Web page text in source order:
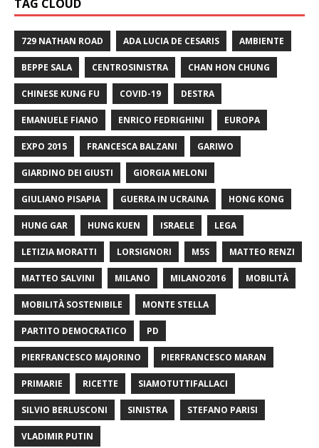
TAG CLOUD
729 NATHAN ROAD ADA LUCIA DE CESARIS AMBIENTE
BEPPE SALA CENTROSINISTRA CHAN HON CHUNG
CHINESE KUNG FU COVID-19 DESTRA
EMANUELE FIANO ENRICO FEDRIGHINI EUROPA
EXPO 2015 FRANCESCA BALZANI GARIWO
GIARDINO DEI GIUSTI GIORGIA MELONI
GIULIANO PISAPIA GUERRA IN UCRAINA HONG KONG
HUNG GAR HUNG KUEN ISRAELE LEGA
LETIZIA MORATTI LORSIGNORI M5S MATTEO RENZI
MATTEO SALVINI MILANO MILANO2016 MOBILITÀ
MOBILITÀ SOSTENIBILE MONTE STELLA
PARTITO DEMOCRATICO PD
PIERFRANCESCO MAJORINO PIERFRANCESCO MARAN
PRIMARIE RICETTE SIAMOTUTTIFALLACI
SILVIO BERLUSCONI SINISTRA STEFANO PARISI
VLADIMIR PUTIN